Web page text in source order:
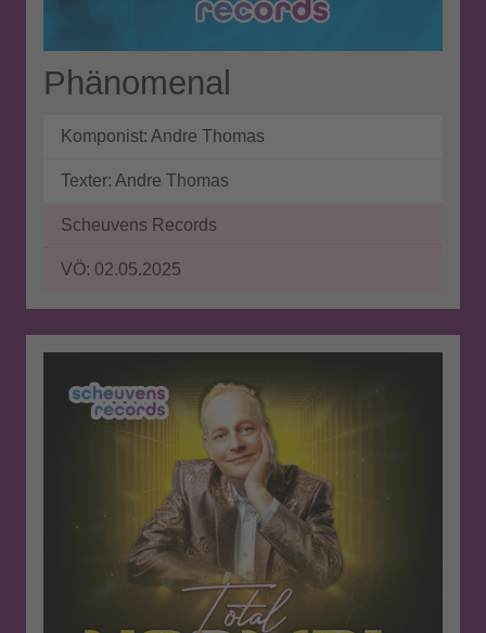
Phänomenal
Komponist: Andre Thomas
Texter: Andre Thomas
Scheuvens Records
VÖ: 02.05.2025